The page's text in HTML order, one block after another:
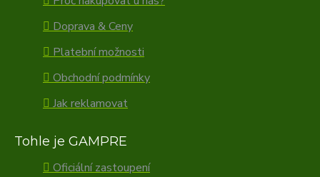
Doprava & Ceny
Platební možnosti
Obchodní podmínky
Jak reklamovat
Tohle je GAMPRE
Oficiální zastoupení